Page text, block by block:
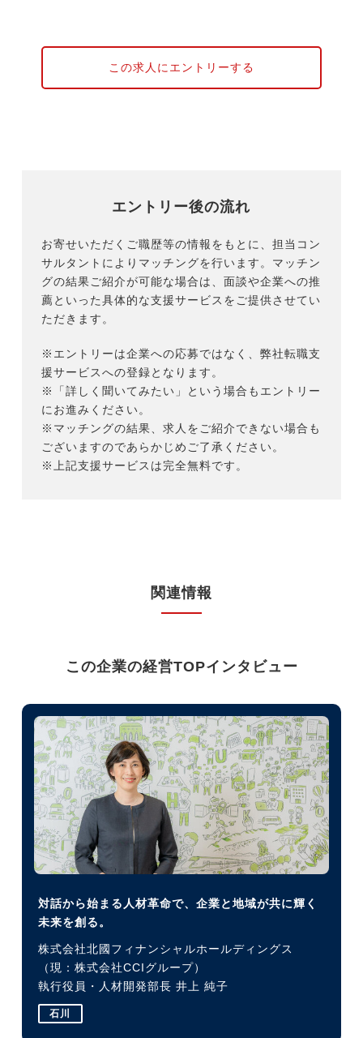
この求人にエントリーする
エントリー後の流れ
お寄せいただくご職歴等の情報をもとに、担当コン
サルタントによりマッチングを行います。マッチン
グの結果ご紹介が可能な場合は、面談や企業への推
薦といった具体的な支援サービスをご提供させてい
ただきます。
※エントリーは企業への応募ではなく、弊社転職支
援サービスへの登録となります。
※「詳しく聞いてみたい」という場合もエントリー
にお進みください。
※マッチングの結果、求人をご紹介できない場合も
ございますのであらかじめご了承ください。
※上記支援サービスは完全無料です。
関連情報
この企業の経営TOPインタビュー
対話から始まる人材革命で、企業と地域が共に輝く
未来を創る。
株式会社北國フィナンシャルホールディングス
（現：株式会社CCIグループ）
執行役員・人材開発部長 井上 純子
石川